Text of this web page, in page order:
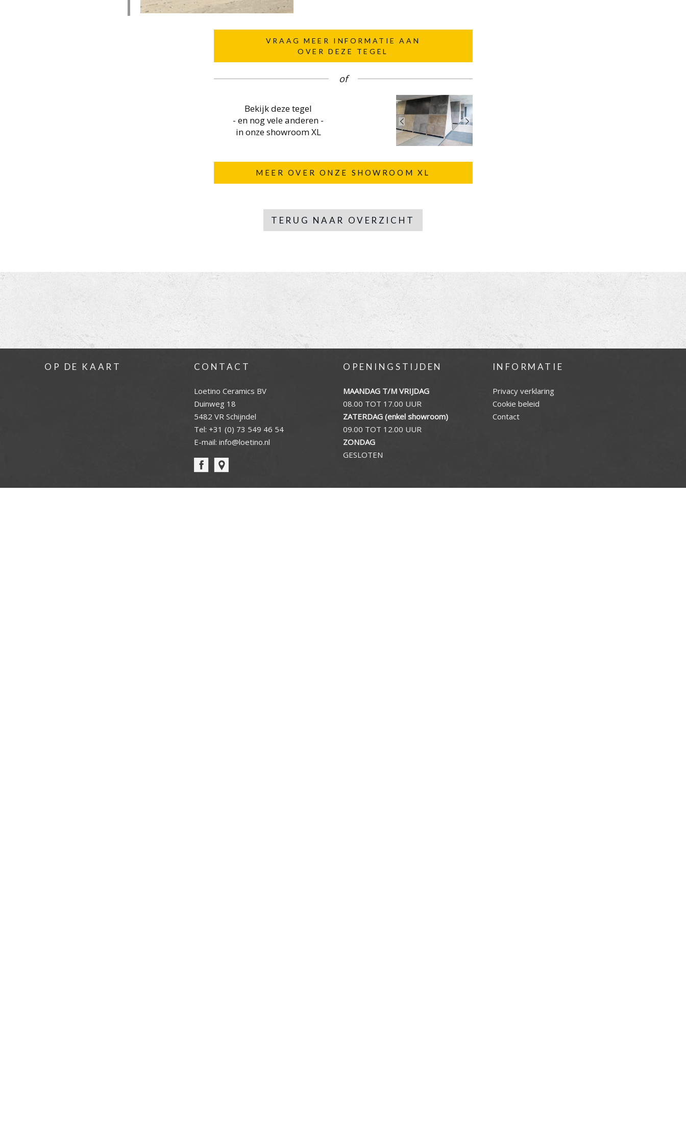
VRAAG MEER INFORMATIE AAN
OVER DEZE TEGEL
of
Bekijk deze tegel
- en nog vele anderen -
in onze showroom XL
MEER OVER ONZE SHOWROOM XL
TERUG NAAR OVERZICHT
OP DE KAART CONTACT
Loetino Ceramics BV
Duinweg 18
5482 VR Schijndel
Tel: +31 (0) 73 549 46 54
E-mail: info@loetino.nl
OPENINGSTIJDEN
MAANDAG T/M VRIJDAG
08.00 TOT 17.00 UUR
ZATERDAG (enkel showroom)
09.00 TOT 12.00 UUR
ZONDAG
GESLOTEN
INFORMATIE
Privacy verklaring
Cookie beleid
Contact